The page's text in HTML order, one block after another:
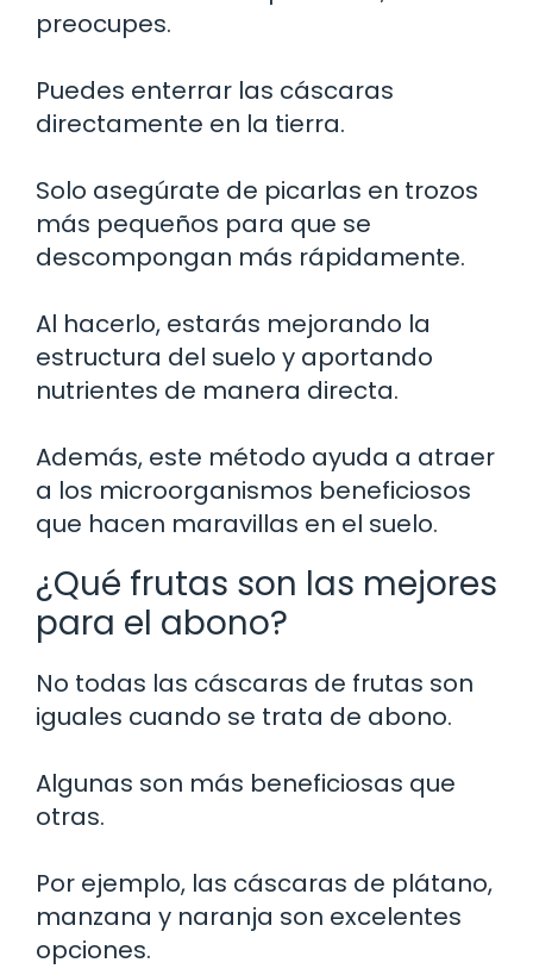
preocupes.
Puedes enterrar las cáscaras
directamente en la tierra.
Solo asegúrate de picarlas en trozos
más pequeños para que se
descompongan más rápidamente.
Al hacerlo, estarás mejorando la
estructura del suelo y aportando
nutrientes de manera directa.
Además, este método ayuda a atraer
a los microorganismos beneficiosos
que hacen maravillas en el suelo.
¿Qué frutas son las mejores
para el abono?
No todas las cáscaras de frutas son
iguales cuando se trata de abono.
Algunas son más beneficiosas que
otras.
Por ejemplo, las cáscaras de plátano,
manzana y naranja son excelentes
opciones.